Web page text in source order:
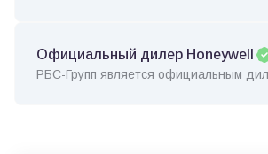
Официальный дилер Honeywell
РБС-Групп является официальным